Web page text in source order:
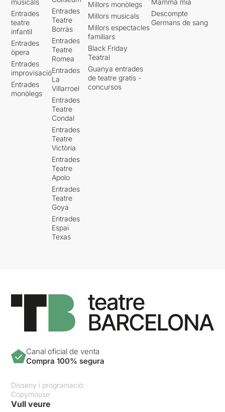
musicals
Entrades
teatre
infantil
Entrades
òpera
Entrades
improvisació
Entrades
monòlegs
Entrades
Teatre
Borràs
Entrades
Teatre
Romea
Entrades
La
Villarroel
Entrades
Teatre
Condal
Entrades
Teatre
Victòria
Entrades
Teatre
Apolo
Entrades
Teatre
Goya
Entrades
Espai
Texas
Millors monòlegs
Millors musicals
Millors espectacles
familiars
Black Friday
Teatral
Guanya entrades
de teatre gratis -
concursos
Mamma mia
Descompte
Germans de sang
Canal oficial de venta
Compra 100% segura
Disseny i programació:
Copymouse
Vull veure